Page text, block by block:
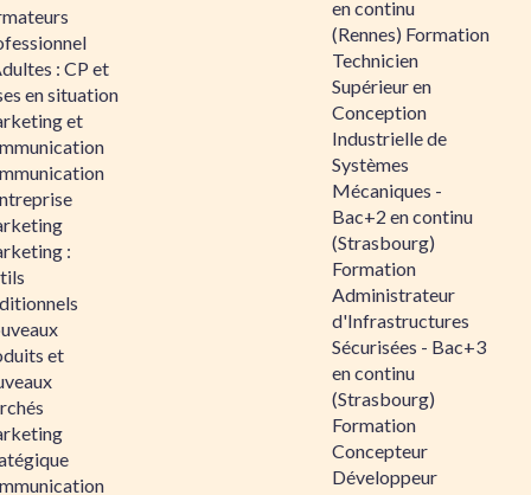
: CP et
en situation
et
:
et
en continu
(Rennes) Formation
Technicien
Supérieur en
Conception
Industrielle de
Systèmes
Mécaniques -
Bac+2 en continu
(Strasbourg)
Formation
Administrateur
d'Infrastructures
Sécurisées - Bac+3
en continu
(Strasbourg)
Formation
Concepteur
Développeur